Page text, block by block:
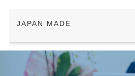
JAPAN MADE